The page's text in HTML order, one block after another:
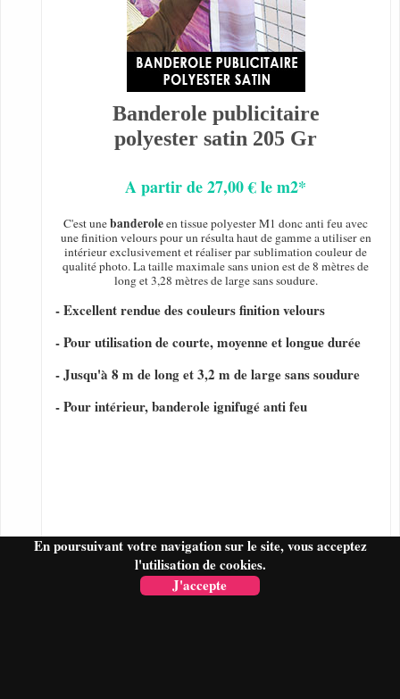
En poursuivant votre navigation sur le site, vous acceptez
l'utilisation de cookies.
J'accepte
Banderole publicitaire
polyester satin 205 Gr
A partir de 27,00 € le m2*
C'est unebanderoleen tissue polyester M1 donc anti feu avec
une finition velours pour un résulta haut de gamme a utiliser en
intérieur exclusivement et réaliser par sublimation couleur de
qualité photo. La taille maximale sans union est de 8 mètres de
long et 3,28 mètres de large sans soudure.
- Excellent rendue des couleurs finition velours
- Pour utilisation de courte, moyenne et longue durée
- Jusqu'à 8 m de long et 3,2 m de large sans soudure
- Pour intérieur, banderole ignifugé anti feu